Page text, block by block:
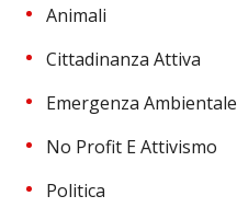
Animali
Cittadinanza Attiva
Emergenza Ambientale
No Profit E Attivismo
Politica